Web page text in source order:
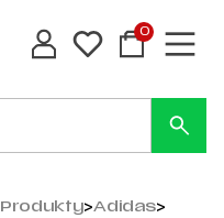
0
Produkty>Adidas>